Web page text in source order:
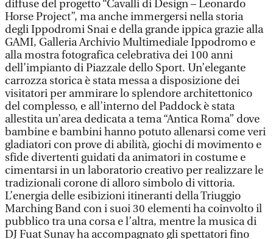
diffuse del progetto “Cavalli di Design – Leonardo
Horse Project”, ma anche immergersi nella storia
degli Ippodromi Snai e della grande ippica grazie alla
GAMI, Galleria Archivio Multimediale Ippodromo e
alla mostra fotografica celebrativa dei 100 anni
dell’impianto di Piazzale dello Sport. Un’elegante
carrozza storica è stata messa a disposizione dei
visitatori per ammirare lo splendore architettonico
del complesso, e all’interno del Paddock è stata
allestita un’area dedicata a tema “Antica Roma” dove
bambine e bambini hanno potuto allenarsi come veri
gladiatori con prove di abilità, giochi di movimento e
sfide divertenti guidati da animatori in costume e
cimentarsi in un laboratorio creativo per realizzare le
tradizionali corone di alloro simbolo di vittoria.
L’energia delle esibizioni itineranti della Triuggio
Marching Band con i suoi 30 elementi ha coinvolto il
pubblico tra una corsa e l’altra, mentre la musica di
DJ Fuat Sunay ha accompagnato gli spettatori fino